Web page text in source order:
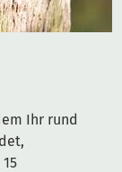
Ihr rund